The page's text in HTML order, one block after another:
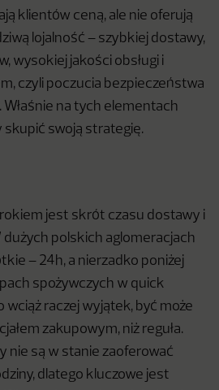
klientów ceną, ale nie oferują
lojalność – szybkiej dostawy,
wysokiej jakości obsługi i
czyli poczucia bezpieczeństwa
Właśnie na tych elementach
swoją strategię.
jest skrót czasu dostawy i
dużych polskich aglomeracjach
– 24h, a nierzadko poniżej
spożywczych w quick
wciąż raczej wyjątek, być może
zakupowym, niż reguła.
nie są w stanie zaoferować
dlatego kluczowe jest